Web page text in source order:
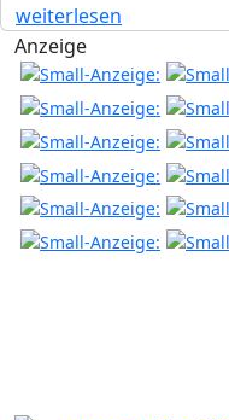
weiterlesen
Anzeige